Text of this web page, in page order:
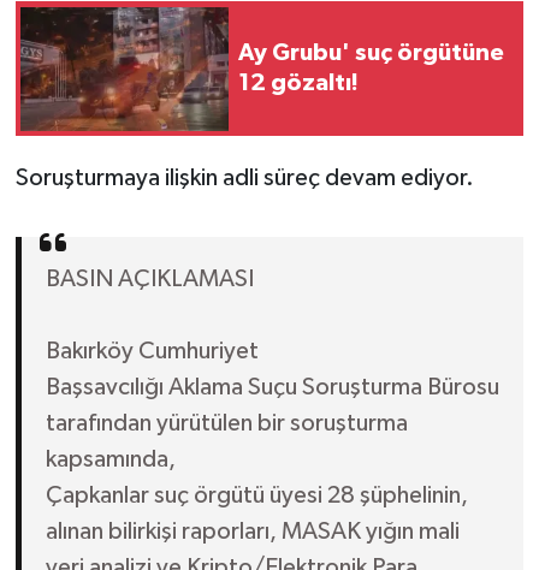
Ay Grubu' suç örgütüne
12 gözaltı!
Soruşturmaya ilişkin adli süreç devam ediyor.
BASIN AÇIKLAMASI
Bakırköy Cumhuriyet
Başsavcılığı Aklama Suçu Soruşturma Bürosu
tarafından yürütülen bir soruşturma
kapsamında,
Çapkanlar suç örgütü üyesi 28 şüphelinin,
alınan bilirkişi raporları, MASAK yığın mali